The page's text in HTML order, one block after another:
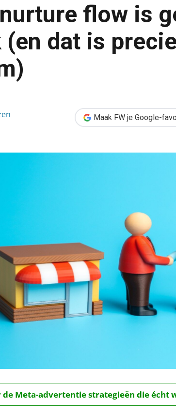
gesprek (en dat is precies het probleem)
flow is
(en dat is
Maak FW je Google-
de Meta-advertentie strategieën die écht